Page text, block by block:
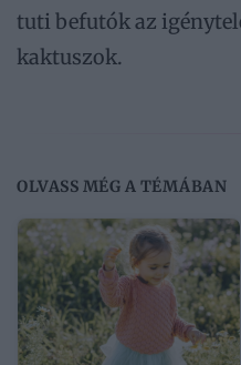
tuti befutók az
kaktuszok.
OLVASS MÉG A TÉMÁBAN